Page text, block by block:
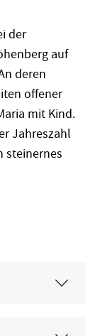
der
auf
deren
offener
mit Kind.
Jahreszahl
steinernes